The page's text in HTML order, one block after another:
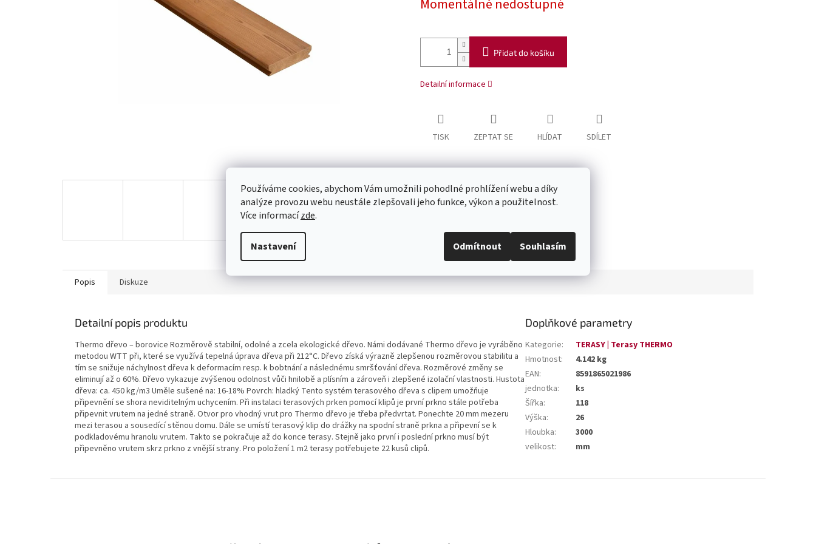
Používáme cookies, abychom Vám umožnili pohodlné prohlížení webu a díky
analýze provozu webu neustále zlepšovali jeho funkce, výkon a použitelnost.
Více informacízde.
Nastavení Odmítnout Souhlasím
Momentálně nedostupné
Přidat do košíku
Detailní informace
TISK ZEPTAT SE HLÍDAT SDÍLET
Popis Diskuze
Detailní popis produktu
Thermo dřevo – borovice Rozměrově stabilní, odolné a zcela ekologické dřevo. Námi dodávané Thermo dřevo je vyráběno
metodou WTT při, které se využívá tepelná úprava dřeva při 212°C. Dřevo získá výrazně zlepšenou rozměrovou stabilitu a
tím se snižuje náchylnost dřeva k deformacím resp. k bobtnání a následnému smršťování dřeva. Rozměrové změny se
eliminují až o 60%. Dřevo vykazuje zvýšenou odolnost vůči hnilobě a plísním a zároveň i zlepšené izolační vlastnosti. Hustota
dřeva: ca. 450 kg/m3 Uměle sušené na: 16-18% Povrch: hladký Tento systém terasového dřeva s clipem umožňuje
připevnění se shora neviditelným uchycením. Při instalaci terasových prken pomocí klipů je první prkno stále potřeba
připevnit vrutem na jedné straně. Otvor pro vhodný vrut pro Thermo dřevo je třeba předvrtat. Ponechte 20 mm mezeru
mezi terasou a sousedící stěnou domu. Dále se umístí terasový klip do drážky na spodní straně prkna a připevní se k
podkladovému hranolu vrutem. Takto se pokračuje až do konce terasy. Stejně jako první i poslední prkno musí být
připevněno vrutem skrz prkno z vnější strany. Pro položení 1 m2 terasy potřebujete 22 kusů clipů.
Doplňkové parametry
Kategorie:
TERASY | Terasy THERMO
Hmotnost:
4.142 kg
EAN:
8591865021986
jednotka:
ks
Šířka:
118
Výška:
26
Hloubka:
3000
velikost: mm